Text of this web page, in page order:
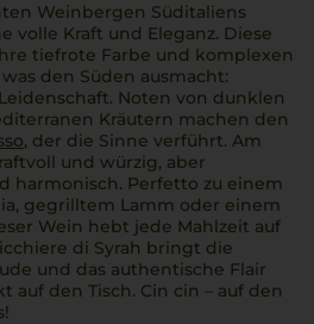
Weinbergen Süditaliens
volle Kraft und Eleganz. Diese
tiefrote Farbe und komplexen
den Süden ausmacht:
Noten von dunklen
Kräutern machen den
, der die Sinne verführt. Am
und würzig, aber
harmonisch. Perfetto zu einem
, gegrilltem Lamm oder einem
Wein hebt jede Mahlzeit auf
di Syrah bringt die
und das authentische Flair
auf den Tisch. Cin cin – auf den